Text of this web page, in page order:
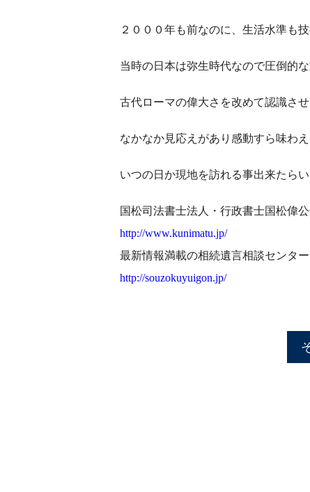
２０００年も前なのに、生活水準も
当時の日本は弥生時代なので圧倒的な
古代ローマの偉大さを改めて認識させ
なかなか見応えがあり感動すら味わ
いつの日か現地を訪れる事出来たらい
国松司法書士法人・行政書士国松偉
http://www.kunimatu.jp/
最新情報満載の相続遺言相談センタ
http://souzokuyuigon.jp/